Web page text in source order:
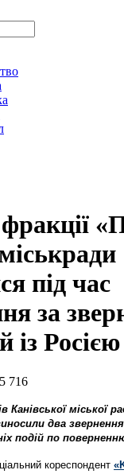
під час
за
із Росією
5 716
Канівської міської
два
подій по
кореспондент